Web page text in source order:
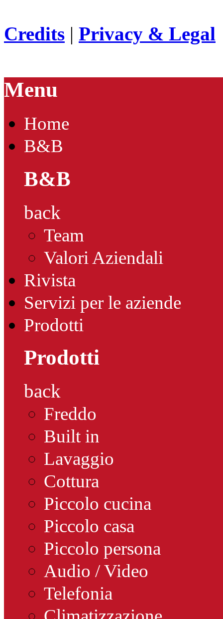
Credits | Privacy & Legal
Menu
Home
B&B
B&B
back
Team
Valori Aziendali
Rivista
Servizi per le aziende
Prodotti
Prodotti
back
Freddo
Built in
Lavaggio
Cottura
Piccolo cucina
Piccolo casa
Piccolo persona
Audio / Video
Telefonia